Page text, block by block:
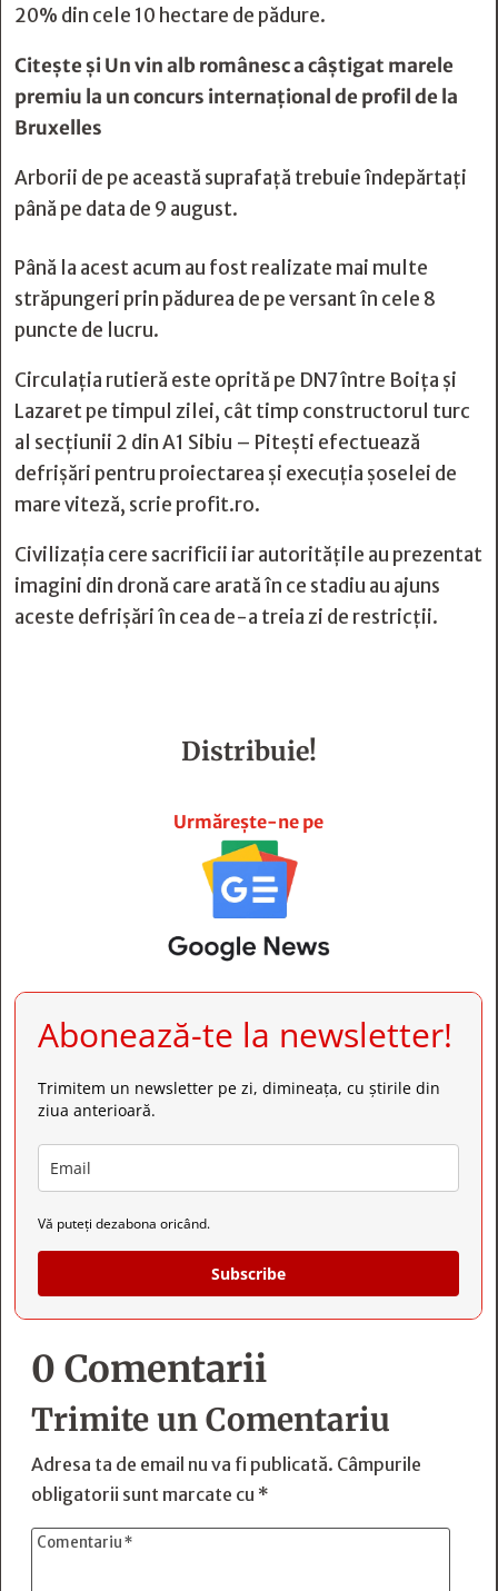
20% din cele 10 hectare de pădure.
Citește șiUn vin alb românesc a câştigat marele
premiu la un concurs internaţional de profil de la
Bruxelles
Arborii de pe această suprafață trebuie îndepărtați
până pe data de 9 august.
Până la acest acum au fost realizate mai multe
străpungeri prin pădurea de pe versant în cele 8
puncte de lucru.
Circulația rutieră este oprită pe DN7 între Boița și
Lazaret pe timpul zilei, cât timp constructorul turc
al secțiunii 2 din A1 Sibiu – Pitești efectuează
defrișări pentru proiectarea și execuția șoselei de
mare viteză, scrie profit.ro.
Civilizația cere sacrificii iar autoritățile au prezentat
imagini din dronă care arată în ce stadiu au ajuns
aceste defrișări în cea de-a treia zi de restricții.
Distribuie!
Urmărește-ne pe
Abonează-te la newsletter!
Trimitem un newsletter pe zi, dimineața, cu știrile din
ziua anterioară.
Vă puteți dezabona oricând.
Subscribe
0 Comentarii
Trimite un Comentariu
Adresa ta de email nu va fi publicată. Câmpurile
obligatorii sunt marcate cu *